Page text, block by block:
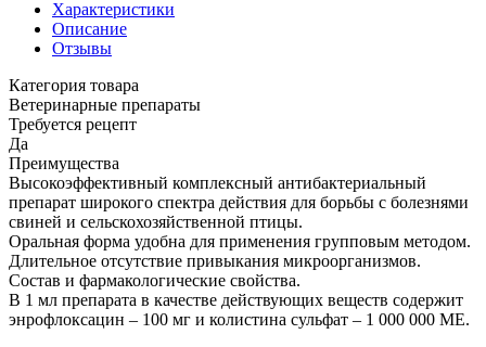
Характеристики
Описание
Отзывы
Категория товара
Ветеринарные препараты
Требуется рецепт
Да
Преимущества
Высокоэффективный комплексный антибактериальный
препарат широкого спектра действия для борьбы с болезнями
свиней и сельскохозяйственной птицы.
Оральная форма удобна для применения групповым методом.
Длительное отсутствие привыкания микроорганизмов.
Состав и фармакологические свойства.
В 1 мл препарата в качестве действующих веществ содержит
энрофлоксацин – 100 мг и колистина сульфат – 1 000 000 МЕ.